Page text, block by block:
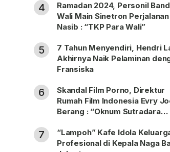
4
Ramadan 2024, Personil Band
Wali Main Sinetron Perjalanan
Nasib : “TKP Para Wali”
5
7 Tahun Menyendiri, Hendri
Akhirnya Naik Pelaminan
Fransiska
6
Skandal Film Porno, Direktur
Rumah Film Indonesia Evry
Berang : “Oknum Sutradara
7
“Lampoh” Kafe Idola
Profesional di Kepala Naga